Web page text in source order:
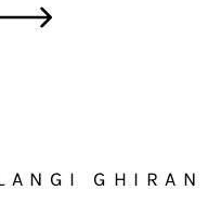
GHIRAN